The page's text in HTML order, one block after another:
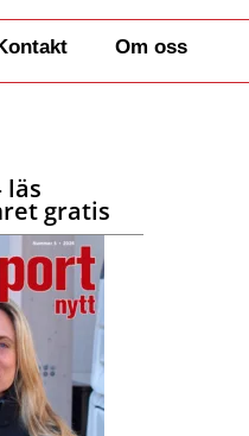
Om oss
läs
gratis